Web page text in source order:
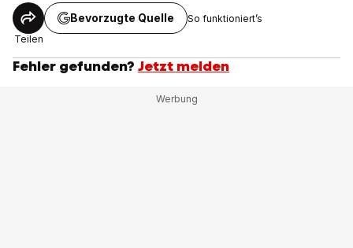
Teilen
Bevorzugte Quelle So funktioniert’s
Fehler gefunden? Jetzt melden